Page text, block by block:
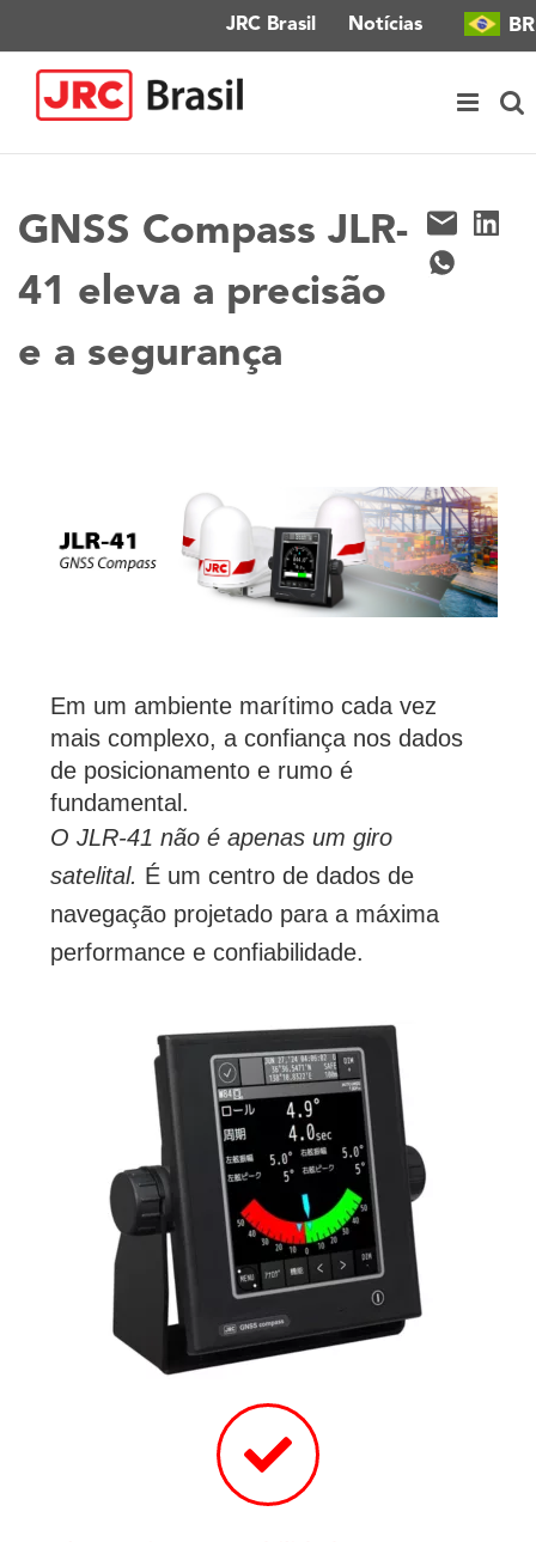
JRC Brasil Notícias BR
GNSS Compass JLR-
41 eleva a precisão
e a segurança
Em um ambiente marítimo cada vez
mais complexo, a confiança nos dados
de posicionamento e rumo é
fundamental.
O JLR-41 não é apenas um giro
satelital. É um centro de dados de
navegação projetado para a máxima
performance e confiabilidade.